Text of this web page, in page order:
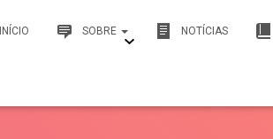
INÍCIO SOBRE NOTÍCIAS